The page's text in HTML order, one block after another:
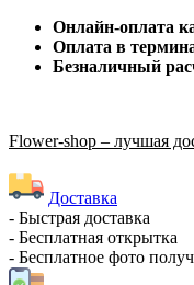
Онлайн-оплата
Оплата в
Безналичный
Flower-shop – лучшая
Доставка
- Быстрая доставка
- Бесплатная открытка
- Бесплатное фото